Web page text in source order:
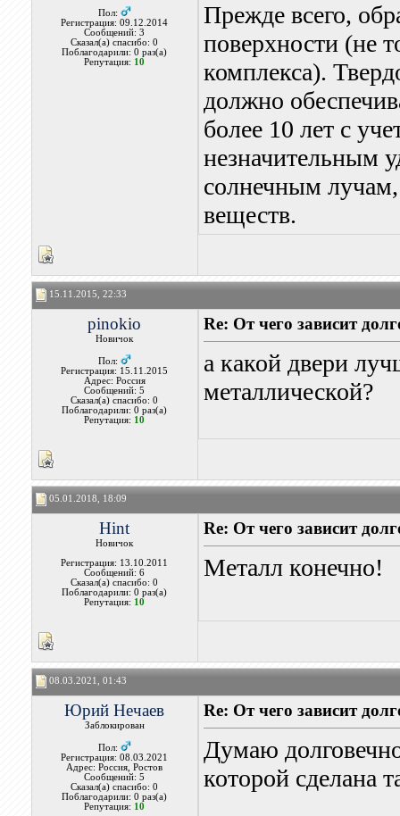
Пол:
Регистрация: 09.12.2014
Сообщений: 3
Сказал(а) спасибо: 0
Поблагодарили: 0 раз(а)
Репутация: 10
Прежде всего,
поверхности (не
комплекса).
должно
более 10 лет с
незначительным
солнечным
веществ.
15.11.2015, 22:33
pinokio
Новичок
Пол:
Регистрация: 15.11.2015
Адрес: Россия
Сообщений: 5
Сказал(а) спасибо: 0
Поблагодарили: 0 раз(а)
Репутация: 10
Re: От чего зависит
а какой двери
металлической?
05.01.2018, 18:09
Hint
Новичок
Регистрация: 13.10.2011
Сообщений: 6
Сказал(а) спасибо: 0
Поблагодарили: 0 раз(а)
Репутация: 10
Re: От чего зависит
Металл конечно!
08.03.2021, 01:43
Юрий Нечаев
Заблокирован
Пол:
Регистрация: 08.03.2021
Адрес: Россия, Ростов
Сообщений: 5
Сказал(а) спасибо: 0
Поблагодарили: 0 раз(а)
Репутация: 10
Re: От чего зависит
Думаю
которой сделана